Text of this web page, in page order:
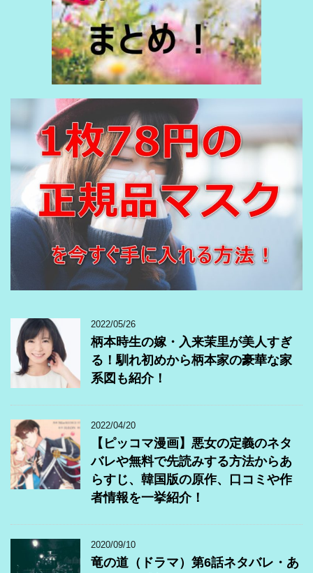
2022/05/26
柄本時生の嫁・入来茉里が美人すぎ
る！馴れ初めから柄本家の豪華な家
系図も紹介！
2022/04/20
【ピッコマ漫画】悪女の定義のネタ
バレや無料で先読みする方法からあ
らすじ、韓国版の原作、口コミや作
者情報を一挙紹介！
2020/09/10
竜の道（ドラマ）第6話ネタバレ・あ